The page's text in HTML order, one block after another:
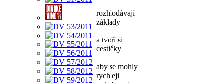
rozhlodávají
základy
a tvoří si
cestičky
aby se mohly
rychleji